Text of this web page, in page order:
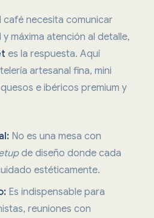
café necesita comunicar
máxima atención al detalle,
es la respuesta. Aquí
artesanal fina, mini
e ibéricos premium y
No es una mesa con
de diseño donde cada
estéticamente.
Es indispensable para
reuniones con